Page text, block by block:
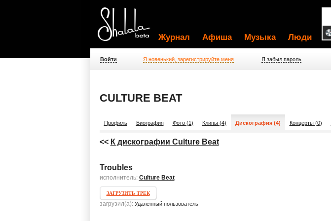
Журнал Афиша Музыка Люди
Войти Я новенький, зарегистрируйте меня Я забыл пароль
CULTURE BEAT
Профиль Биография Фото (1) Клипы (4) Дискография (4) Концерты (0)
<< К дискографии Culture Beat
Troubles
исполнитель: Culture Beat
ЗАГРУЗИТЬ ТРЕК
загрузил(а): Удалённый пользователь